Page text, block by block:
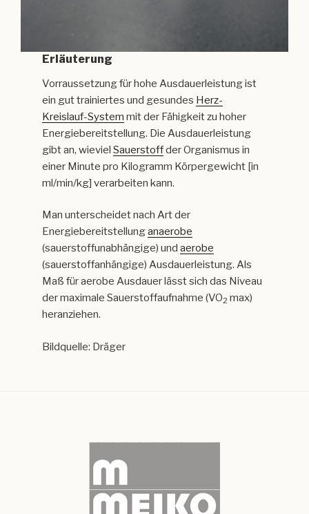
Erläuterung
Vorraussetzung für hohe Ausdauerleistung ist
ein gut trainiertes und gesundes Herz-
Kreislauf-System mit der Fähigkeit zu hoher
Energiebereitstellung. Die Ausdauerleistung
gibt an, wievielSauerstoffder Organismus in
einer Minute pro Kilogramm Körpergewicht [in
ml/min/kg] verarbeiten kann.
Man unterscheidet nach Art der
Energiebereitstellunganaerobe
(sauerstoffunabhängige) undaerobe
(sauerstoffanhängige) Ausdauerleistung. Als
Maß für aerobe Ausdauer lässt sich das Niveau
der maximale Sauerstoffaufnahme (VO2 max)
heranziehen.
Bildquelle: Dräger